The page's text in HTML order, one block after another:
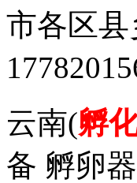
市各区
云南(孵
备 孵卵